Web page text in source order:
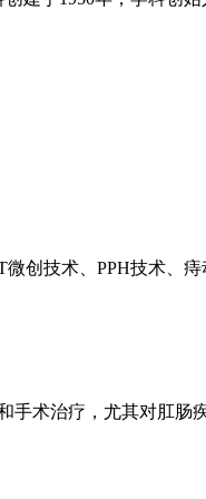
创技术、PPH技术、痔
手术治疗，尤其对肛肠